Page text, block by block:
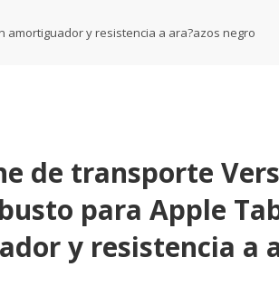
y resistencia a ara?azos negro
de transporte
para Apple
y resistencia a